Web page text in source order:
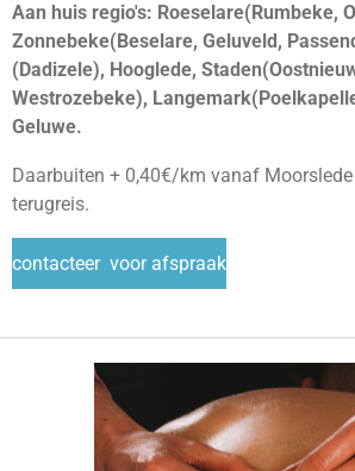
Aan huis regio's: Roeselare(Rumbeke,
Zonnebeke(Beselare, Geluveld,
(Dadizele), Hooglede,
Westrozebeke),
Geluwe.
Daarbuiten + 0,40€/km vanaf Moorslede
terugreis.
contacteer voor afspraak